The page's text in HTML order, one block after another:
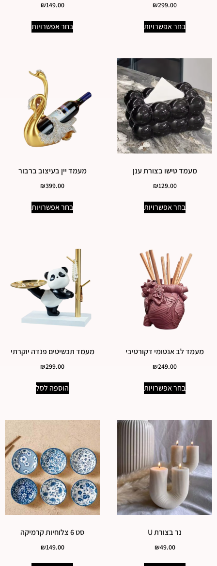
₪299.00
בחר אפשרויות
₪149.00
בחר אפשרויות
מעמד טישו בצורת ענן
₪129.00
בחר אפשרויות
מעמד יין בעיצוב ברבור
₪399.00
בחר אפשרויות
מעמד לב אנטומי דקורטיבי
₪249.00
בחר אפשרויות
מעמד תכשיטים פנדה יוקרתי
₪299.00
הוספה לסל
נר בצורת U
₪49.00
סט 6 צלוחיות קרמיקה
₪149.00